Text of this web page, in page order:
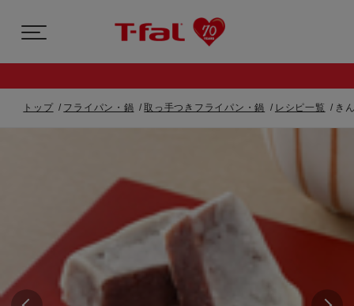
トップ フライパン・鍋 取っ手つきフライパン・鍋 レシピ一覧 き